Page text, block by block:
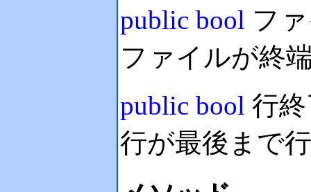
public bool フ
ファイルが終
public bool 行
行が最後まで